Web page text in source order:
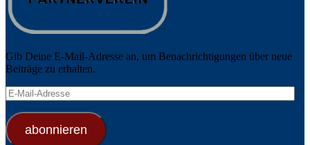
Gib Deine E-Mail-Adresse an, um Benachrichtigungen über neue
Beiträge zu erhalten.
E-
Mail-
Adresse
abonnieren